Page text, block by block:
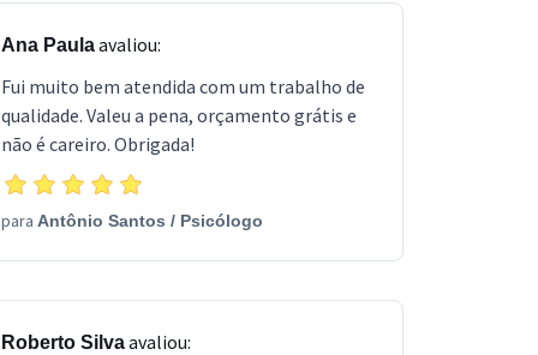
Ana Paulaavaliou:
Fui muito bem atendida com um trabalho de
qualidade. Valeu a pena, orçamento grátis e
não é careiro. Obrigada!
para Antônio Santos / Psicólogo
Roberto Silvaavaliou: